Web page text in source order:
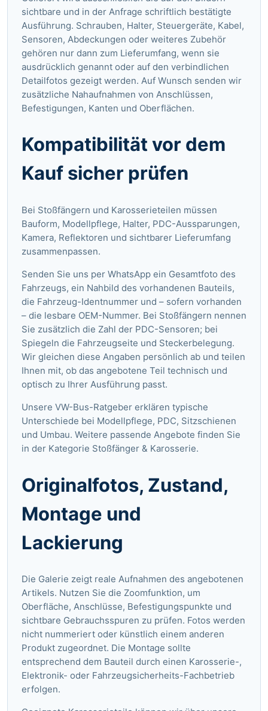
sichtbare und in der Anfrage schriftlich bestätigte
Ausführung. Schrauben, Halter, Steuergeräte, Kabel,
Sensoren, Abdeckungen oder weiteres Zubehör
gehören nur dann zum Lieferumfang, wenn sie
ausdrücklich genannt oder auf den verbindlichen
Detailfotos gezeigt werden. Auf Wunsch senden wir
zusätzliche Nahaufnahmen von Anschlüssen,
Befestigungen, Kanten und Oberflächen.
Kompatibilität vor dem
Kauf sicher prüfen
Bei Stoßfängern und Karosserieteilen müssen
Bauform, Modellpflege, Halter, PDC-Aussparungen,
Kamera, Reflektoren und sichtbarer Lieferumfang
zusammenpassen.
Senden Sie uns per WhatsApp ein Gesamtfoto des
Fahrzeugs, ein Nahbild des vorhandenen Bauteils,
die Fahrzeug-Identnummer und – sofern vorhanden
– die lesbare OEM-Nummer. Bei Stoßfängern nennen
Sie zusätzlich die Zahl der PDC-Sensoren; bei
Spiegeln die Fahrzeugseite und Steckerbelegung.
Wir gleichen diese Angaben persönlich ab und teilen
Ihnen mit, ob das angebotene Teil technisch und
optisch zu Ihrer Ausführung passt.
Unsere VW-Bus-Ratgeber erklären typische
Unterschiede bei Modellpflege, PDC, Sitzschienen
und Umbau. Weitere passende Angebote finden Sie
in der Kategorie Stoßfänger & Karosserie.
Originalfotos, Zustand,
Montage und
Lackierung
Die Galerie zeigt reale Aufnahmen des angebotenen
Artikels. Nutzen Sie die Zoomfunktion, um
Oberfläche, Anschlüsse, Befestigungspunkte und
sichtbare Gebrauchsspuren zu prüfen. Fotos werden
nicht nummeriert oder künstlich einem anderen
Produkt zugeordnet. Die Montage sollte
entsprechend dem Bauteil durch einen Karosserie-,
Elektronik- oder Fahrzeugsicherheits-Fachbetrieb
erfolgen.